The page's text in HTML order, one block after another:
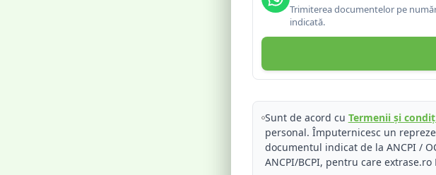
Trimiterea documentelor pe
indicată.
Sunt de acord cu Termenii și
personal. Împuternicesc un
documentul indicat de la ANCPI /
ANCPI/BCPI, pentru care